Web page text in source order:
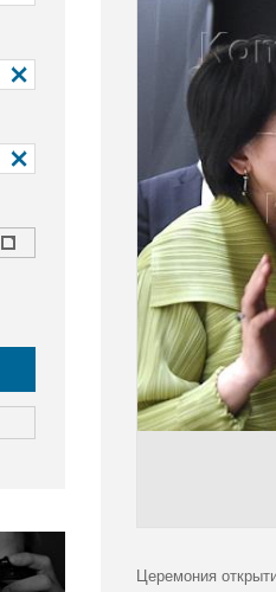
Церемония